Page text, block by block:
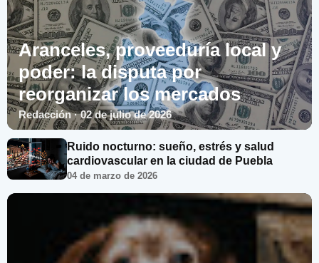
Aranceles, proveeduría local y
poder: la disputa por
reorganizar los mercados
Redacción · 02 de julio de 2026
Ruido nocturno: sueño, estrés y salud
cardiovascular en la ciudad de Puebla
04 de marzo de 2026